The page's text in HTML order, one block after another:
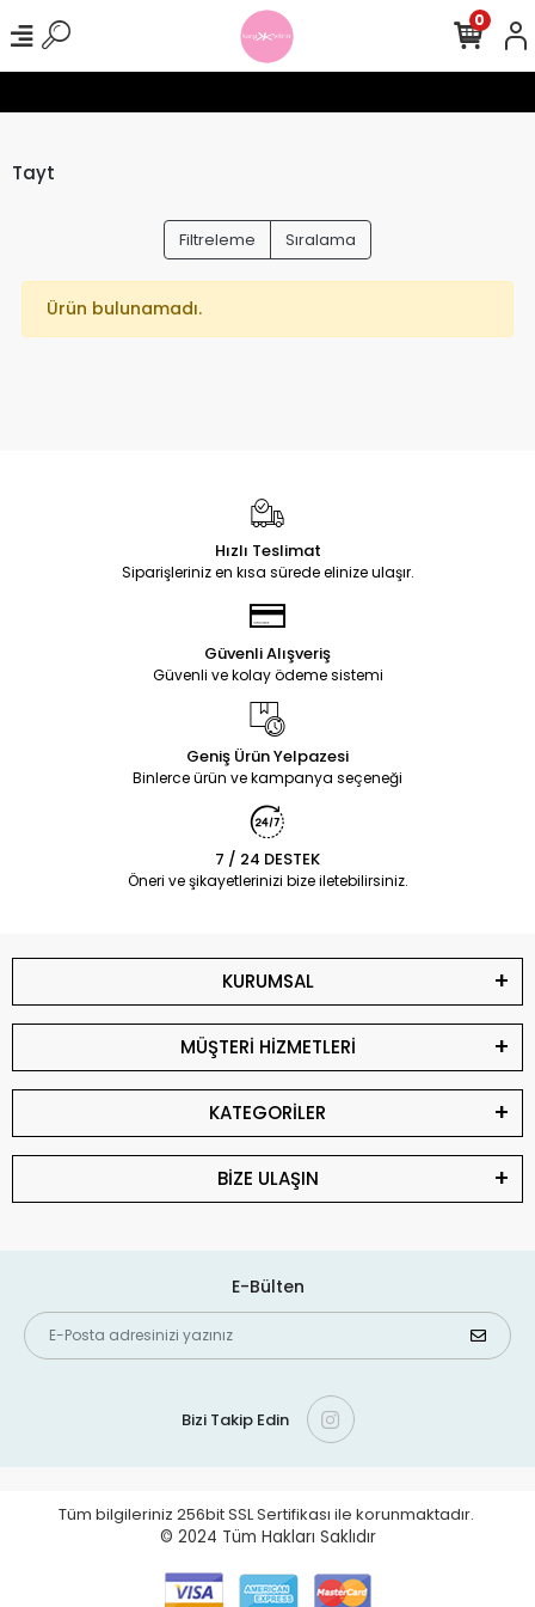
0
Tayt
Filtreleme Sıralama
Ürün bulunamadı.
Hızlı Teslimat
Siparişleriniz en kısa sürede elinize ulaşır.
Güvenli Alışveriş
Güvenli ve kolay ödeme sistemi
Geniş Ürün Yelpazesi
Binlerce ürün ve kampanya seçeneği
7 / 24 DESTEK
Öneri ve şikayetlerinizi bize iletebilirsiniz.
KURUMSAL
MÜŞTERİ HİZMETLERİ
KATEGORİLER
BİZE ULAŞIN
E-Bülten
Bizi Takip Edin
Tüm bilgileriniz 256bit SSL Sertifikası ile korunmaktadır.
© 2024 Tüm Hakları Saklıdır